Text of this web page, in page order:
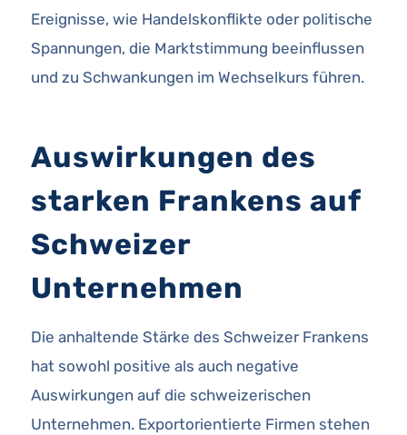
Ereignisse, wie Handelskonflikte oder politische
Spannungen, die Marktstimmung beeinflussen
und zu Schwankungen im Wechselkurs führen.
Auswirkungen des
starken Frankens auf
Schweizer
Unternehmen
Die anhaltende Stärke des Schweizer Frankens
hat sowohl positive als auch negative
Auswirkungen auf die schweizerischen
Unternehmen. Exportorientierte Firmen stehen